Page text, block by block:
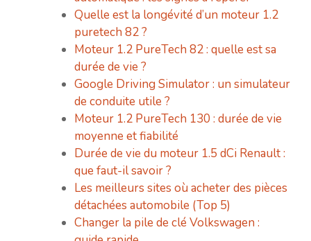
Quelle est la longévité d’un moteur 1.2
puretech 82 ?
Moteur 1.2 PureTech 82 : quelle est sa
durée de vie ?
Google Driving Simulator : un simulateur
de conduite utile ?
Moteur 1.2 PureTech 130 : durée de vie
moyenne et fiabilité
Durée de vie du moteur 1.5 dCi Renault :
que faut-il savoir ?
Les meilleurs sites où acheter des pièces
détachées automobile (Top 5)
Changer la pile de clé Volkswagen :